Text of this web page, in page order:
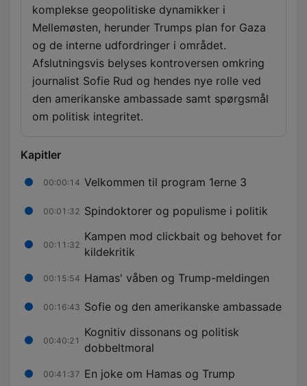
komplekse geopolitiske dynamikker i
Mellemøsten, herunder Trumps plan for Gaza
og de interne udfordringer i området.
Afslutningsvis belyses kontroversen omkring
journalist Sofie Rud og hendes nye rolle ved
den amerikanske ambassade samt spørgsmål
om politisk integritet.
Kapitler
00:00:14 Velkommen til program 1erne 3
00:01:32 Spindoktorer og populisme i politik
00:11:32
Kampen mod clickbait og behovet for
kildekritik
00:15:54 Hamas' våben og Trump-meldingen
00:16:43 Sofie og den amerikanske ambassade
00:40:21
Kognitiv dissonans og politisk
dobbeltmoral
00:41:37 En joke om Hamas og Trump